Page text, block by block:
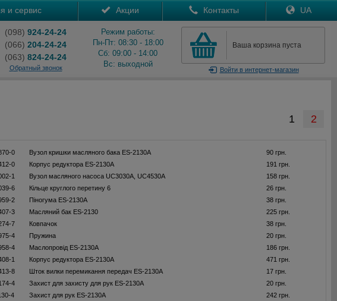
и сервис Акции Контакты UA
(098) 924-24-24
(066) 204-24-24
(063) 824-24-24
Обратный звонок
Режим работы:
Пн-Пт: 08:30 - 18:00
Сб: 09:00 - 14:00
Вс: выходной
Ваша корзина пуста
Войтив интернет-магазин
1 2
0 Вузол кришки масляного бака ES-2130A
90 грн.
0 Корпус редуктора ES-2130A
191 грн.
1 Вузол масляного насоса UC3030A, UC4530A
158 грн.
6 Кільце круглого перетину 6
26 грн.
2 Піногума ES-2130A
38 грн.
3 Масляний бак ES-2130
225 грн.
7 Ковпачок
38 грн.
4 Пружина
20 грн.
4 Маслопровід ES-2130A
186 грн.
1 Корпус редуктора ES-2130A
471 грн.
8 Шток вилки перемикання передач ES-2130A
17 грн.
4 Захист для захисту для рук ES-2130A
20 грн.
4 Захист для рук ES-2130A
242 грн.